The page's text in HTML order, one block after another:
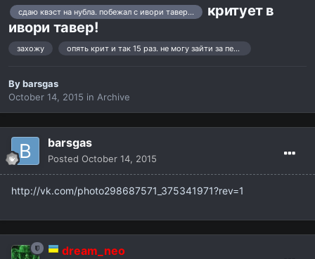
сдаю квэст на нубла. побежал с ивори тавер по мосту и крит
критует в
ивори тавер!
захожу опять крит и так 15 раз. не могу зайти за персонажа. прошу исправить эту неполадку
Bybarsgas
October 14, 2015 in Archive
barsgas
Posted October 14, 2015
http://vk.com/photo298687571_375341971?rev=1
dream_neo